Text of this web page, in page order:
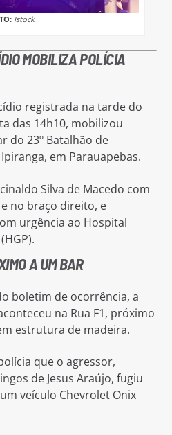
Istock
MOBILIZA POLÍCIA
registrada na tarde do
das 14h10, mobilizou
do 23º Batalhão de
em Parauapebas.
Silva de Macedo com
no braço direito, e
urgência ao Hospital
A UM BAR
boletim de ocorrência, a
na Rua F1, próximo
estrutura de madeira.
que o agressor,
de Jesus Araújo, fugiu
veículo Chevrolet Onix